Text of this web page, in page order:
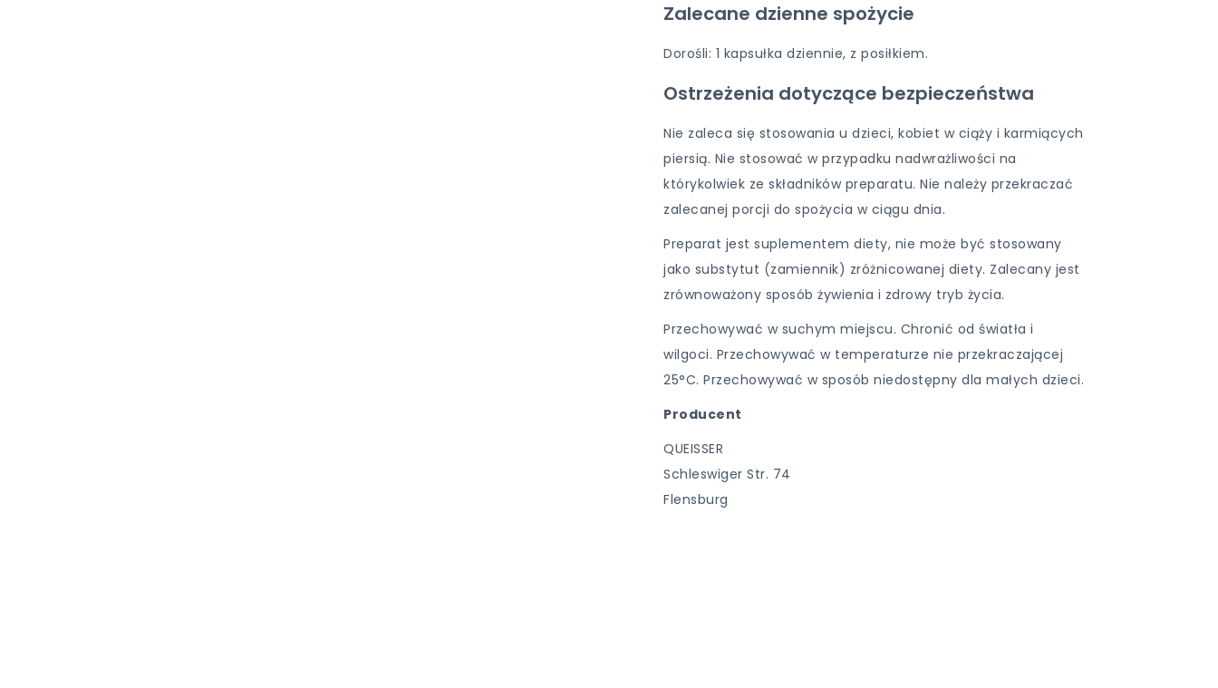
Zalecane dzienne spożycie
Dorośli: 1 kapsułka dziennie, z posiłkiem.
Ostrzeżenia dotyczące bezpieczeństwa
Nie zaleca się stosowania u dzieci, kobiet w ciąży i karmiących
piersią. Nie stosować w przypadku nadwrażliwości na
którykolwiek ze składników preparatu. Nie należy przekraczać
zalecanej porcji do spożycia w ciągu dnia.
Preparat jest suplementem diety, nie może być stosowany
jako substytut (zamiennik) zróżnicowanej diety. Zalecany jest
zrównoważony sposób żywienia i zdrowy tryb życia.
Przechowywać w suchym miejscu. Chronić od światła i
wilgoci. Przechowywać w temperaturze nie przekraczającej
25°C. Przechowywać w sposób niedostępny dla małych dzieci.
Producent
QUEISSER
Schleswiger Str. 74
Flensburg